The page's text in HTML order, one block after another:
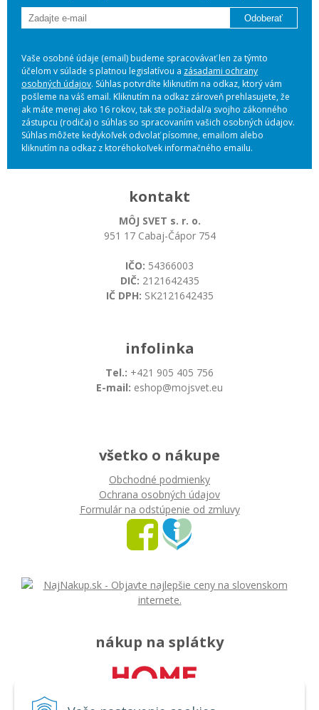
Odoberať
Vaše osobné údaje (email) budeme spracovávať len za týmto
účelom v súlade s platnou legislatívou a zásadami ochrany
osobných údajov. Súhlas potvrdíte kliknutím na odkaz, ktorý vám
pošleme na váš email. Kliknutím na odkaz zároveň prehlasujete, že
ak máte menej ako 16 rokov, tak ste požiadal/a svojho zákonného
zástupcu (rodiča) o súhlas so spracovaním vašich osobných údajov.
Súhlas môžete kedykoľvek odvolať písomne, emailom alebo
kliknutím na odkaz z ktoréhokoľvek informačného emailu.
kontakt
MÔJ SVET s. r. o.
951 17 Cabaj-Čápor 754
IČO: 54366003
DIČ: 2121642435
IČ DPH: SK2121642435
infolinka
Tel.: +421 905 405 756
E-mail: eshop@mojsvet.eu
všetko o nákupe
Obchodné podmienky
Ochrana osobných údajov
Formulár na odstúpenie od zmluvy
nákup na splátky